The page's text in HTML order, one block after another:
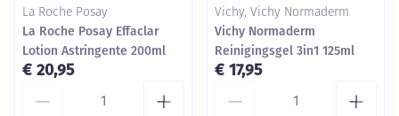
La Roche Posay
La Roche Posay Effaclar
Lotion Astringente 200ml
€ 20,95
Vichy, Vichy Normaderm
Vichy Normaderm
Reinigingsgel 3in1 125ml
€ 17,95